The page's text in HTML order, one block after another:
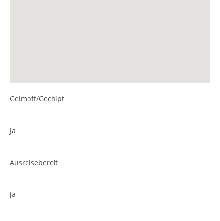
Geimpft/Gechipt
Ja
Ausreisebereit
ja